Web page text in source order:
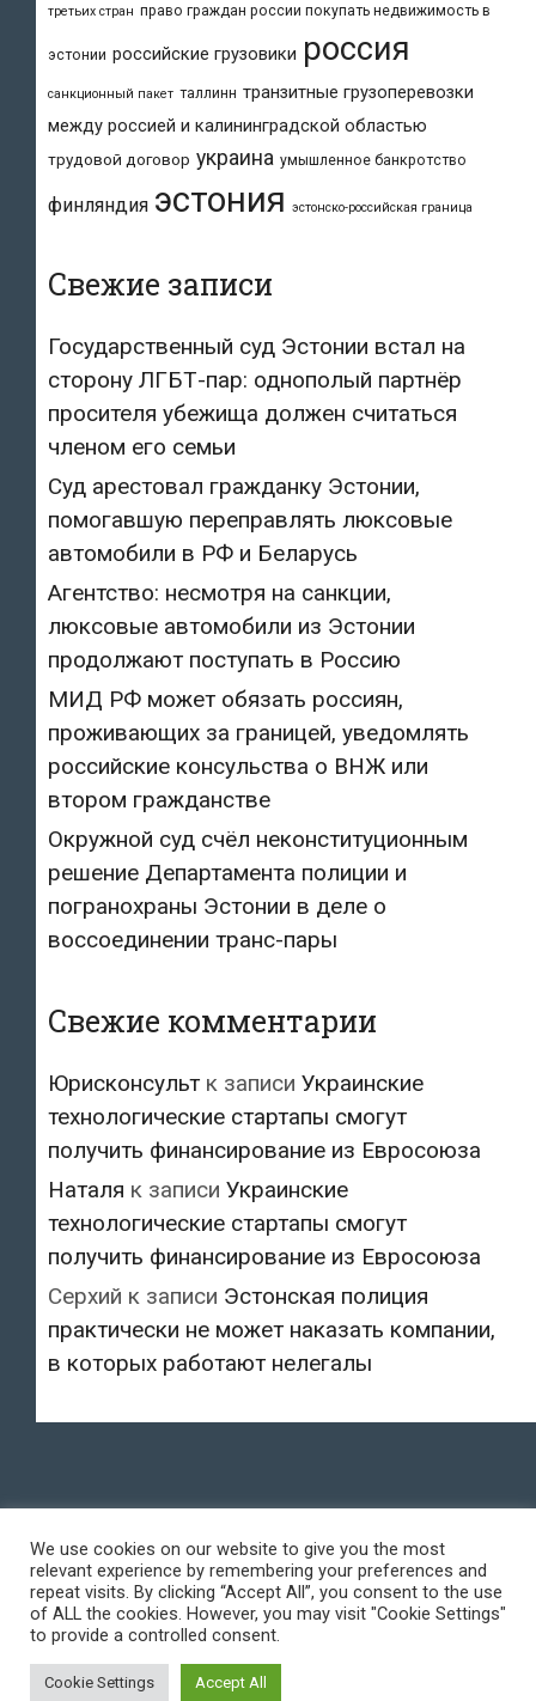
третьих стран право граждан россии покупать недвижимость в
эстонии российские грузовики россия
санкционный пакет таллинн транзитные грузоперевозки
между россией и калининградской областью
трудовой договор украина умышленное банкротство
финляндия эстония эстонско-российская граница
Свежие записи
Государственный суд Эстонии встал на
сторону ЛГБТ-пар: однополый партнёр
просителя убежища должен считаться
членом его семьи
Суд арестовал гражданку Эстонии,
помогавшую переправлять люксовые
автомобили в РФ и Беларусь
Агентство: несмотря на санкции,
люксовые автомобили из Эстонии
продолжают поступать в Россию
МИД РФ может обязать россиян,
проживающих за границей, уведомлять
российские консульства о ВНЖ или
втором гражданстве
Окружной суд счёл неконституционным
решение Департамента полиции и
погранохраны Эстонии в деле о
воссоединении транс-пары
Свежие комментарии
Юрисконсульт к записи Украинские
технологические стартапы смогут
получить финансирование из Евросоюза
Наталя к записи Украинские
технологические стартапы смогут
получить финансирование из Евросоюза
Серхий к записи Эстонская полиция
практически не может наказать компании,
в которых работают нелегалы
We use cookies on our website to give you the most
relevant experience by remembering your preferences and
repeat visits. By clicking “Accept All”, you consent to the use
of ALL the cookies. However, you may visit "Cookie Settings"
to provide a controlled consent.
Cookie Settings Accept All